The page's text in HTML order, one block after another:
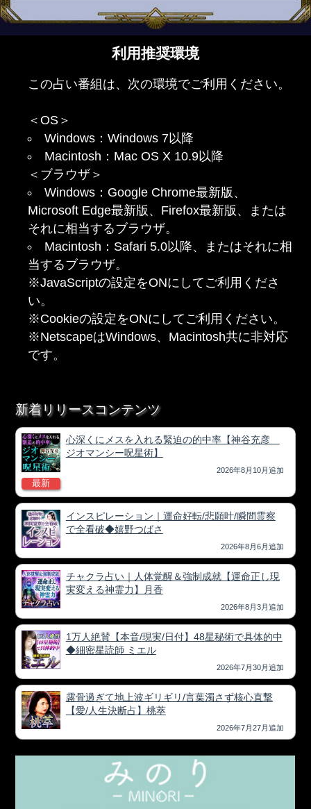
利用推奨環境
この占い番組は、次の環境でご利用ください。
＜OS＞
Windows：Windows 7以降
Macintosh：Mac OS X 10.9以降
＜ブラウザ＞
Windows：Google Chrome最新版、
Microsoft Edge最新版、Firefox最新版、または
それに相当するブラウザ。
Macintosh：Safari 5.0以降、またはそれに相
当するブラウザ。
※JavaScriptの設定をONにしてご利用くださ
い。
※Cookieの設定をONにしてご利用ください。
※NetscapeはWindows、Macintosh共に非対応
です。
新着リリースコンテンツ
最新
心深くにメスを入れる緊迫の的中率【神谷充彦
ジオマンシー呪星術】
2026年8月10月追加
インスピレーション｜運命好転/悲願叶/瞬間霊察
で全看破◆嬉野つばさ
2026年8月6月追加
チャクラ占い｜人体覚醒＆強制成就【運命正し現
実変える神霊力】月香
2026年8月3月追加
1万人絶賛【本音/現実/日付】48星秘術で具体的中
◆細密星読師 ミエル
2026年7月30月追加
露骨過ぎて地上波ギリギリ/言葉濁さず核心直撃
【愛/人生決断占】桃萃
2026年7月27月追加